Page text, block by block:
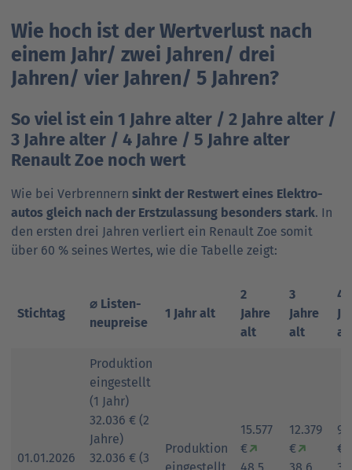
Wie hoch ist der Wertverlust nach
einem Jahr/ zwei Jahren/ drei
Jahren/ vier Jahren/ 5 Jahren?
So viel ist ein 1 Jahre alter / 2 Jahre alter /
3 Jahre alter / 4 Jahre / 5 Jahre alter
Renault Zoe noch wert
Wie bei Verbrennern sinkt der Restwert eines Elektro­
autos gleich nach der Erstzulassung besonders stark. In
den ersten drei Jahren verliert ein Renault Zoe somit
über 60 % seines Wertes, wie die Tabelle zeigt:
Stichtag
⌀ Listen-
neupreise
1 Jahr alt
2
Jahre
alt
3
Jahre
alt
4
alt
01.01.2026
Produktion
eingestellt
(1 Jahr)
32.036 € (2
Jahre)
32.036 € (3
Produktion
eingestellt
15.577
€ ↗
48,5
12.379
€ ↗
38,6
€